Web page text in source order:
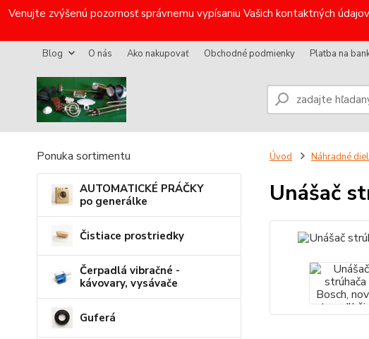
Venujte zvýšenú pozornosť správnemu vypísaniu Vašich kontaktných
Blog O nás Ako nakupovať Obchodné podmienky Platba na
Ponuka sortimentu
AUTOMATICKÉ PRÁČKY
po generálke
Čistiace prostriedky
Čerpadlá vibračné -
kávovary, vysávače
Guferá
Úvod Náhradné
Unášač